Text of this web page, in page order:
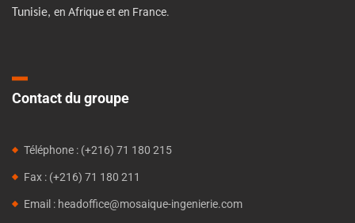
Tunisie, en Afrique et en France.
Contact du groupe
Téléphone : (+216) 71 180 215
Fax : (+216) 71 180 211
Email : headoffice@mosaique-ingenierie.com